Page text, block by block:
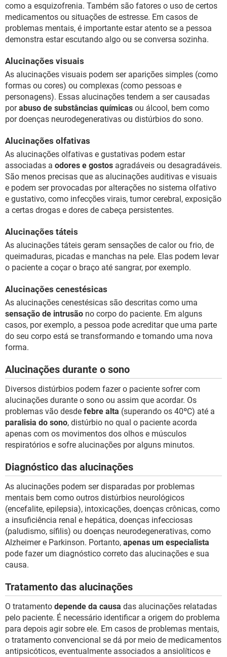
como a esquizofrenia. Também são fatores o uso de certos
medicamentos ou situações de estresse. Em casos de
problemas mentais, é importante estar atento se a pessoa
demonstra estar escutando algo ou se conversa sozinha.
Alucinações visuais
As alucinações visuais podem ser aparições simples (como
formas ou cores) ou complexas (como pessoas e
personagens). Essas alucinações tendem a ser causadas
porabuso de substâncias químicas ou álcool, bem como
por doenças neurodegenerativas ou distúrbios do sono.
Alucinações olfativas
As alucinações olfativas e gustativas podem estar
associadas a odores e gostos agradáveis ou desagradáveis.
São menos precisas que as alucinações auditivas e visuais
e podem ser provocadas por alterações no sistema olfativo
e gustativo, como infecções virais, tumor cerebral, exposição
a certas drogas e dores de cabeça persistentes.
Alucinações táteis
As alucinações táteis geram sensações de calor ou frio, de
queimaduras, picadas e manchas na pele. Elas podem levar
o paciente a coçar o braço até sangrar, por exemplo.
Alucinações cenestésicas
As alucinações cenestésicas são descritas como uma
sensação de intrusão no corpo do paciente. Em alguns
casos, por exemplo, a pessoa pode acreditar que uma parte
do seu corpo está se transformando e tomando uma nova
forma.
Alucinações durante o sono
Diversos distúrbios podem fazer o paciente sofrer com
alucinações durante o sono ou assim que acordar. Os
problemas vão desde febre alta (superando os 40ºC) até a
paralisia do sono, distúrbio no qual o paciente acorda
apenas com os movimentos dos olhos e músculos
respiratórios e sofre alucinações por alguns minutos.
Diagnóstico das alucinações
As alucinações podem ser disparadas por problemas
mentais bem como outros distúrbios neurológicos
(encefalite, epilepsia), intoxicações, doenças crônicas, como
a insuficiência renal e hepática, doenças infecciosas
(paludismo, sífilis) ou doenças neurodegenerativas, como
Alzheimer e Parkinson. Portanto, apenas um especialista
pode fazer um diagnóstico correto das alucinações e sua
causa.
Tratamento das alucinações
O tratamento depende da causa das alucinações relatadas
pelo paciente. É necessário identificar a origem do problema
para depois agir sobre ele. Em casos de problemas mentais,
o tratamento convencional se dá por meio de medicamentos
antipsicóticos, eventualmente associados a ansiolíticos e